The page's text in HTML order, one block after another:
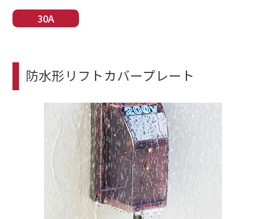
30A
防水形リフトカバープレート